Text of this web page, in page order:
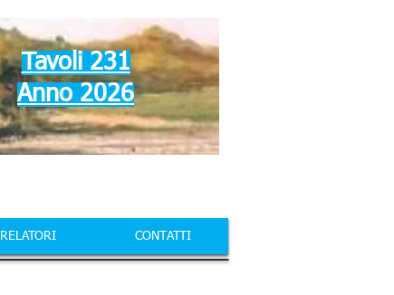
Tavoli 231
Anno 2026
RELATORI CONTATTI